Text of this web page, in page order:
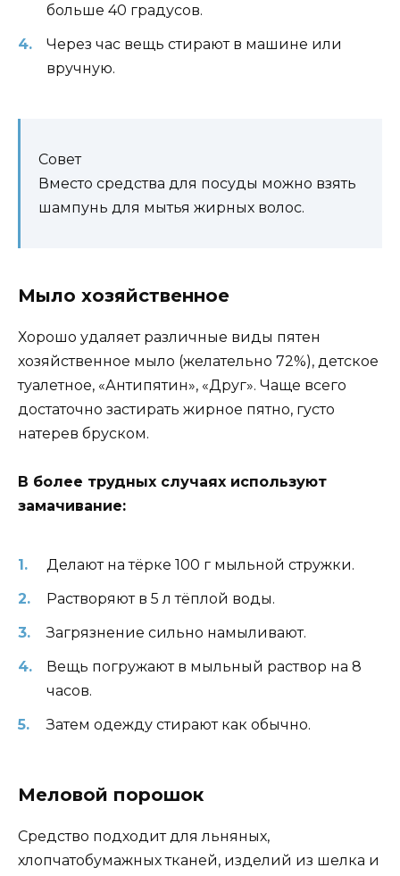
больше 40 градусов.
Через час вещь стирают в машине или
вручную.
Совет
Вместо средства для посуды можно взять
шампунь для мытья жирных волос.
Мыло хозяйственное
Хорошо удаляет различные виды пятен
хозяйственное мыло (желательно 72%), детское
туалетное, «Антипятин», «Друг». Чаще всего
достаточно застирать жирное пятно, густо
натерев бруском.
В более трудных случаях используют
замачивание:
Делают на тёрке 100 г мыльной стружки.
Растворяют в 5 л тёплой воды.
Загрязнение сильно намыливают.
Вещь погружают в мыльный раствор на 8
часов.
Затем одежду стирают как обычно.
Меловой порошок
Средство подходит для льняных,
хлопчатобумажных тканей, изделий из шелка и